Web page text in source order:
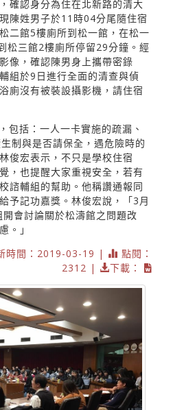
確認身分為住在北新路的清大
陳姓男子於11時04分尾隨住宿
二館5樓廁所到松一館，在松一
松三館2樓廁所停留29分鐘。經
像，確認陳男身上攜帶密錄
組於9日進行全面的清查與偵
廁沒有被裝設攝影機，請住宿
包括：一人一卡實施的疏漏、
制與是否請保全，遇危險時的
俊宏表示，不只是學校住宿
，也提醒大家重視安全，若有
諮輔組的幫助。他稱讚通報同
予記功嘉獎。林俊宏說，「3月
會討論關於松濤館之問題改
。」
時間：2019-03-19 |
點閱：
2312 |
下載：